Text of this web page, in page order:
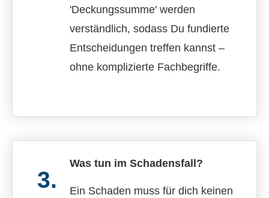
'Deckungs­summe' werden
verständlich, sodass Du fundierte
Entscheidungen treffen kannst –
ohne komplizierte Fachbegriffe.
3.
Was tun im Schadensfall?
Ein Schaden muss für dich keinen